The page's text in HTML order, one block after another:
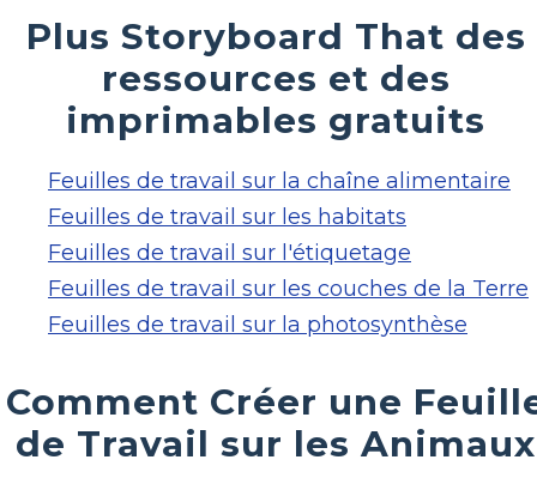
Plus Storyboard That des
ressources et des
imprimables gratuits
Feuilles de travail sur la chaîne alimentaire
Feuilles de travail sur les habitats
Feuilles de travail sur l'étiquetage
Feuilles de travail sur les couches de la Terre
Feuilles de travail sur la photosynthèse
Comment Créer une
de Travail sur les Animaux